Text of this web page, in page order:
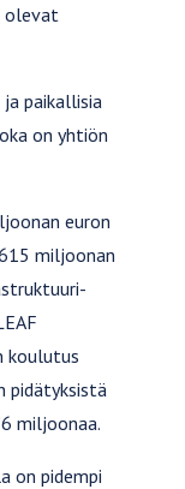
olevat
paikallisia
on yhtiön
euron
miljoonan
koulutus
pidätyksistä
miljoonaa.
on pidempi